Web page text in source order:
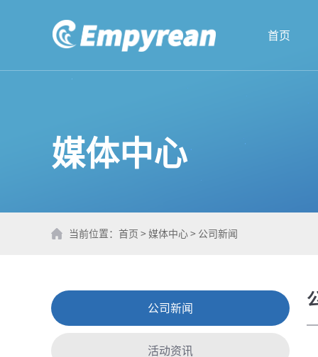
首页
媒体中心
当前位置： 首页 > 媒体中心 > 公司新闻
公司新闻
活动资讯